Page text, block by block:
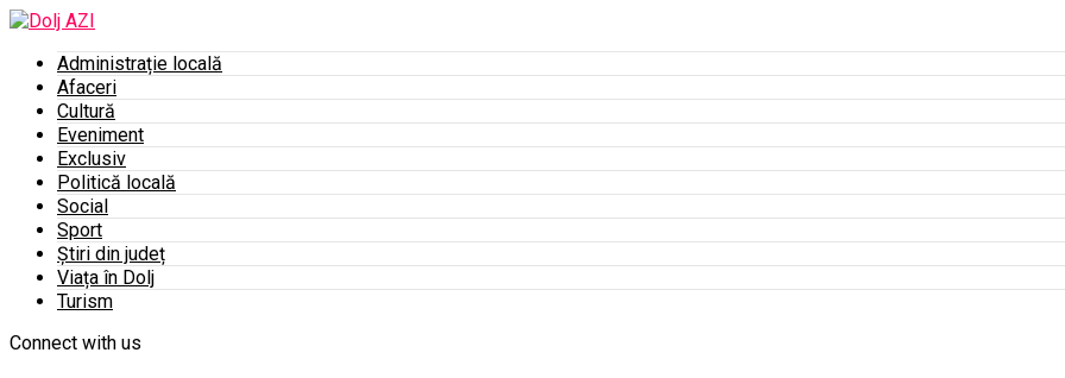
Administrație locală
Afaceri
Cultură
Eveniment
Exclusiv
Politică locală
Social
Sport
Știri din județ
Viața în Dolj
Turism
Connect with us